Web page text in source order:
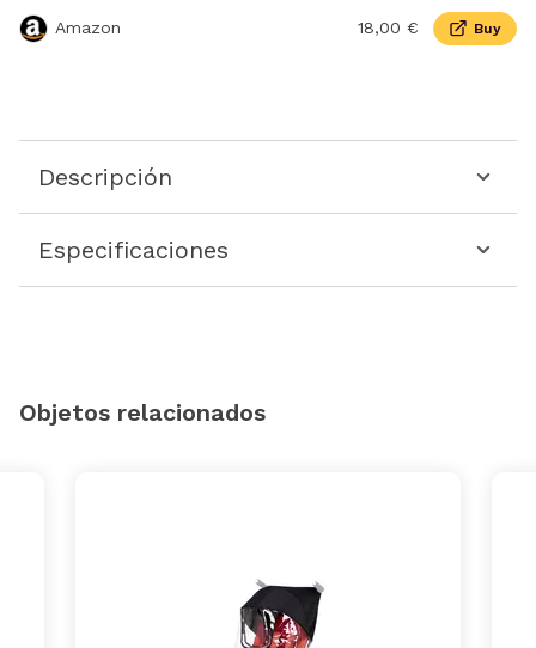
Amazon 18,00 € Buy
Descripción
Especificaciones
Objetos relacionados